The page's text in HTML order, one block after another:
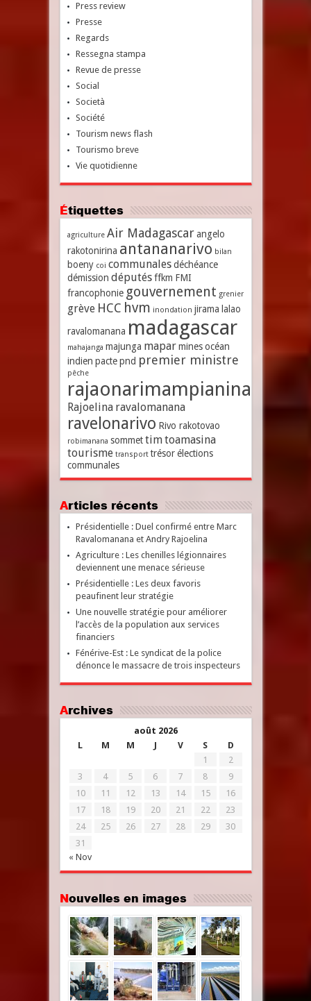
Press review
Presse
Regards
Ressegna stampa
Revue de presse
Social
Società
Société
Tourism news flash
Tourismo breve
Vie quotidienne
Étiquettes
agriculture Air Madagascar angelo
rakotonirina antananarivo bilan
boeny coi communales déchéance
démission députés ffkm FMI
francophonie gouvernement grenier
grève HCC hvm inondation jirama lalao
ravalomanana madagascar
mahajanga majunga mapar mines océan
indien pacte pnd premier ministre
pêche
rajaonarimampianina
Rajoelina ravalomanana
ravelonarivo Rivo rakotovao
robimanana sommet timtoamasina
tourisme transport trésor élections
communales
Articles récents
Présidentielle : Duel confirmé entre Marc
Ravalomanana et Andry Rajoelina
Agriculture : Les chenilles légionnaires
deviennent une menace sérieuse
Présidentielle : Les deux favoris
peaufinent leur stratégie
Une nouvelle stratégie pour améliorer
l’accès de la population aux services
financiers
Fénérive-Est : Le syndicat de la police
dénonce le massacre de trois inspecteurs
Archives
août 2026
L
M M J V S D
« Nov
1
2
3
4 5 6 7 8
9
10
11 12 13 14 15
16
17
18 19 20 21 22
23
24
25 26 27 28 29
30
31
Nouvelles en images